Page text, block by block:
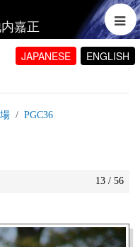
嘉正
JAPANESE ENGLISH
PGC36
13 / 56